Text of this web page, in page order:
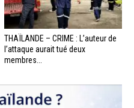
THAÏLANDE – CRIME : L’auteur de
l’attaque aurait tué deux
membres...